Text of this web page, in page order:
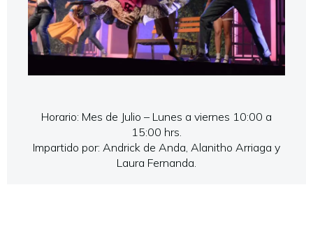
Horario: Mes de Julio – Lunes a viernes 10:00 a
15:00 hrs.
Impartido por: Andrick de Anda, Alanitho Arriaga y
Laura Fernanda.